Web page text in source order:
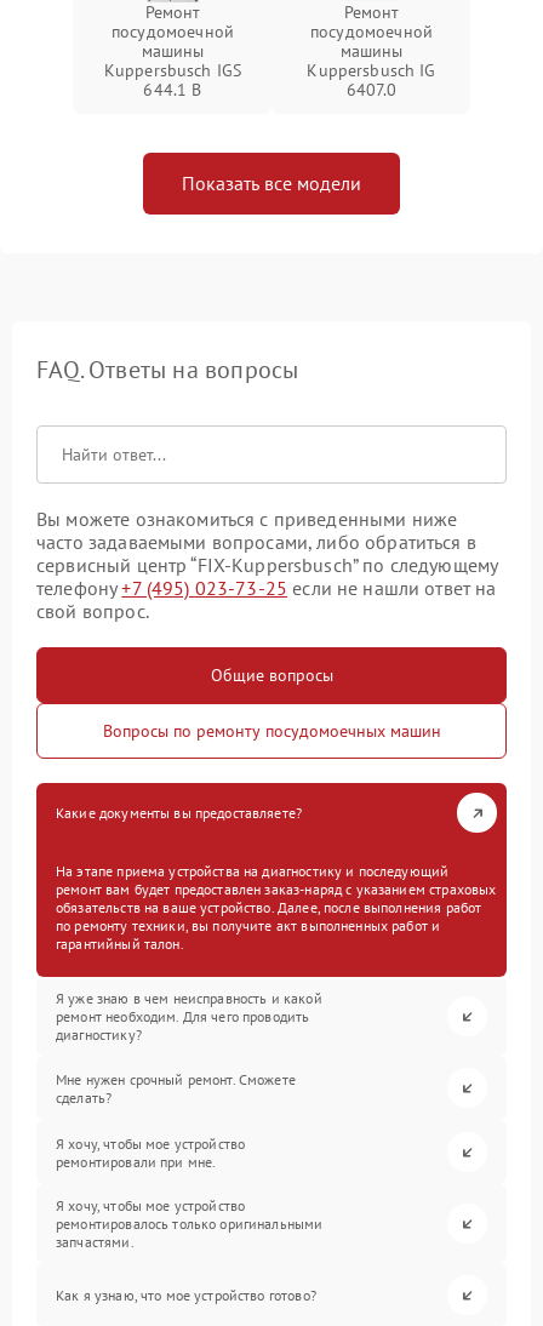
Ремонт
посудомоечной
машины
Kuppersbusch IGS
644.1 B
Ремонт
посудомоечной
машины
Kuppersbusch IG
6407.0
Показать все модели
FAQ. Ответы на вопросы
Вы можете ознакомиться с приведенными ниже
часто задаваемыми вопросами, либо обратиться в
сервисный центр “FIX-Kuppersbusch” по следующему
телефону+7 (495) 023-73-25 если не нашли ответ на
свой вопрос.
Общие вопросы
Вопросы по ремонту посудомоечных машин
Какие документы вы предоставляете?
На этапе приема устройства на диагностику и последующий
ремонт вам будет предоставлен заказ-наряд с указанием страховых
обязательств на ваше устройство. Далее, после выполнения работ
по ремонту техники, вы получите акт выполненных работ и
гарантийный талон.
Я уже знаю в чем неисправность и какой
ремонт необходим. Для чего проводить
диагностику?
Мне нужен срочный ремонт. Сможете
сделать?
Я хочу, чтобы мое устройство
ремонтировали при мне.
Я хочу, чтобы мое устройство
ремонтировалось только оригинальными
запчастями.
Как я узнаю, что мое устройство готово?